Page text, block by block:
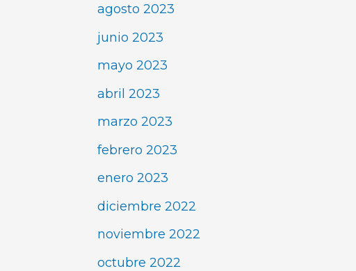
agosto 2023
junio 2023
mayo 2023
abril 2023
marzo 2023
febrero 2023
enero 2023
diciembre 2022
noviembre 2022
octubre 2022